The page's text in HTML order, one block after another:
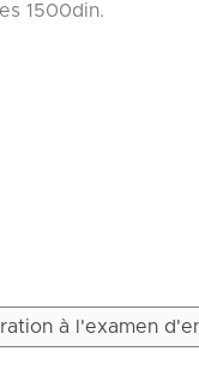
1500din.
à l'examen